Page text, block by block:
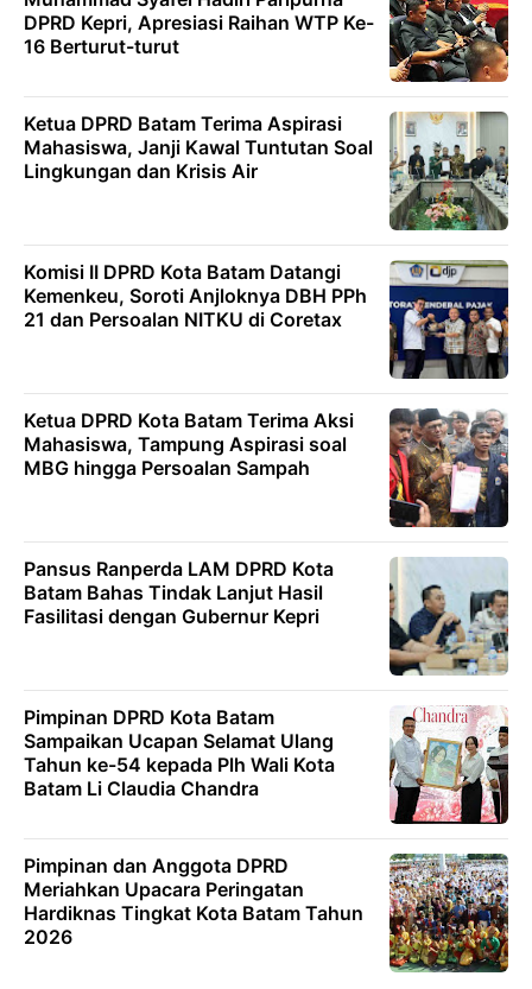
DPRD Kepri, Apresiasi Raihan WTP Ke-
16 Berturut-turut
Ketua DPRD Batam Terima Aspirasi
Mahasiswa, Janji Kawal Tuntutan Soal
Lingkungan dan Krisis Air
Komisi II DPRD Kota Batam Datangi
Kemenkeu, Soroti Anjloknya DBH PPh
21 dan Persoalan NITKU di Coretax
Ketua DPRD Kota Batam Terima Aksi
Mahasiswa, Tampung Aspirasi soal
MBG hingga Persoalan Sampah
Pansus Ranperda LAM DPRD Kota
Batam Bahas Tindak Lanjut Hasil
Fasilitasi dengan Gubernur Kepri
Pimpinan DPRD Kota Batam
Sampaikan Ucapan Selamat Ulang
Tahun ke-54 kepada Plh Wali Kota
Batam Li Claudia Chandra
Pimpinan dan Anggota DPRD
Meriahkan Upacara Peringatan
Hardiknas Tingkat Kota Batam Tahun
2026